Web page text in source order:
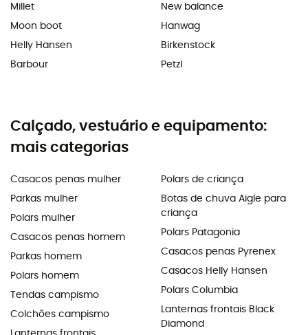
Millet
Moon boot
Helly Hansen
Barbour
New balance
Hanwag
Birkenstock
Petzl
Calçado, vestuário e equipamento:
mais categorias
Casacos penas mulher
Parkas mulher
Polars mulher
Casacos penas homem
Parkas homem
Polars homem
Tendas campismo
Colchões campismo
Polars de criança
Botas de chuva Aigle para
criança
Polars Patagonia
Casacos penas Pyrenex
Casacos Helly Hansen
Polars Columbia
Lanternas frontais Black
Diamond